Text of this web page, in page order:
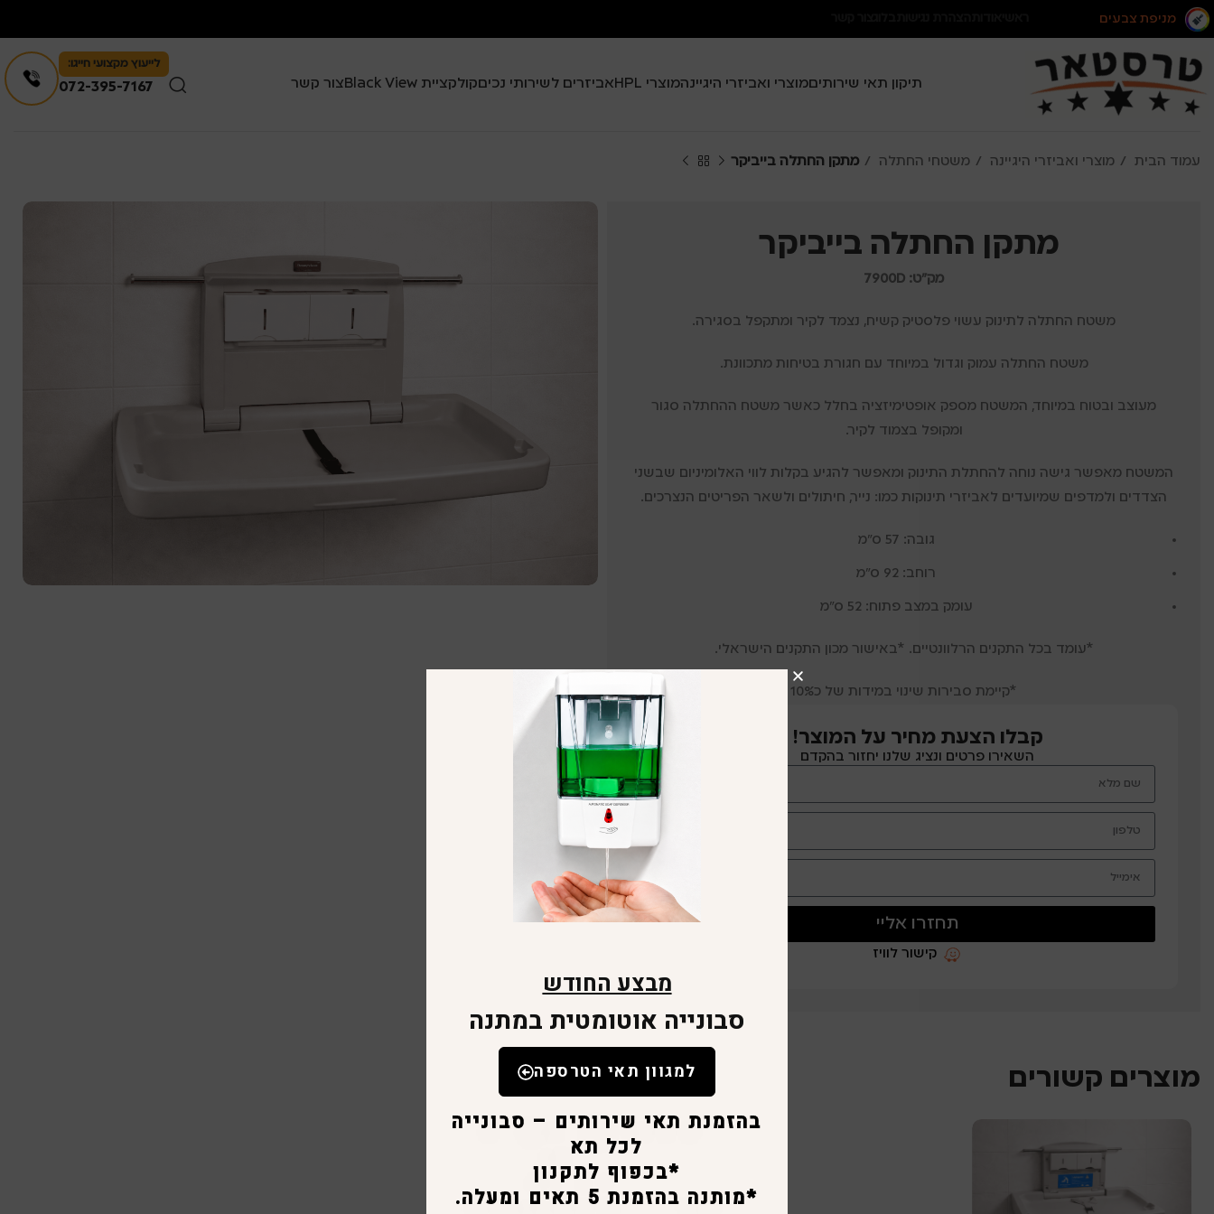
מניפת צבעים
תיקון תאי שירותיםמוצרי ואביזרי היגיינהמוצרי HPL אביזרים לשירותי נכיםקולקציית Black View צור קשר
לייעוץ מקצועי חייגו:
072-395-7167
עמוד הבית מוצרי ואביזרי היגיינה משטחי החתלה מתקן החתלה בייביקר
מתקן החתלה בייביקר
מק"ט: 7900D
משטח החתלה לתינוק עשוי פלסטיק קשיח, נצמד לקיר ומתקפל בסגירה.
משטח החתלה עמוק וגדול במיוחד עם חגורת בטיחות מתכוונת.
מעוצב ובטוח במיוחד, המשטח מספק אופטימיזציה בחלל כאשר משטח ההחתלה סגור
ומקופל בצמוד לקיר.
המשטח מאפשר גישה נוחה להחתלת התינוק ומאפשר להגיע בקלות לווי האלומיניום שבשני
הצדדים ולמדפים שמיועדים לאביזרי תינוקות כמו: נייר, חיתולים ולשאר הפריטים הנצרכים.
גובה: 57 ס"מ
רוחב: 92 ס"מ
עומק במצב פתוח: 52 ס"מ
*עומד בכל התקנים הרלוונטיים. *באישור מכון התקנים הישראלי.
*קיימת סבירות שינוי במידות של כ10%
קבלו הצעת מחיר על המוצר!
השאירו פרטים ונציג שלנו יחזור בהקדם
תחזרו אליי
קישור לוויז
מוצרים קשורים
מבצע החודש
סבונייה אוטומטית במתנה
למגוון תאי הטרספה
בהזמנת תאי שירותים – סבונייה
לכל תא
*בכפוף לתקנון
*מותנה בהזמנת 5 תאים ומעלה.